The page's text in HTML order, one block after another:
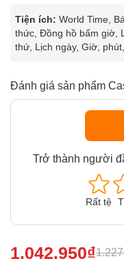
Tiện ích: World Time,
thức, Đồng hồ bấm giờ,
thứ, Lịch ngày, Giờ,
Đánh giá sản phẩm
Trở thành người
Rất tệ
1.042.950₫